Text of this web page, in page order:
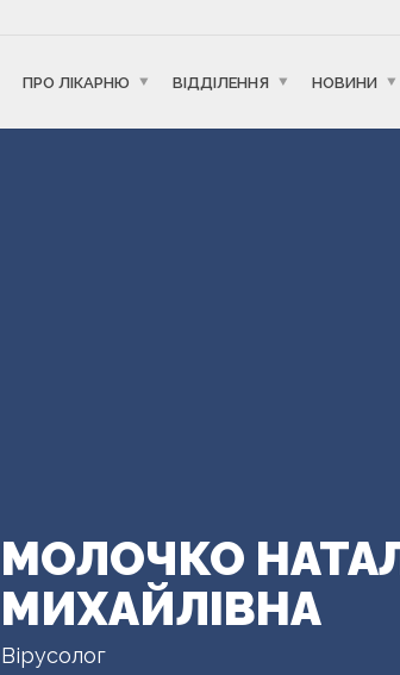
ПРО ЛІКАРНЮ ВІДДІЛЕННЯ НОВИНИ
МОЛОЧКО
МИХАЙЛІВНА
Вірусолог